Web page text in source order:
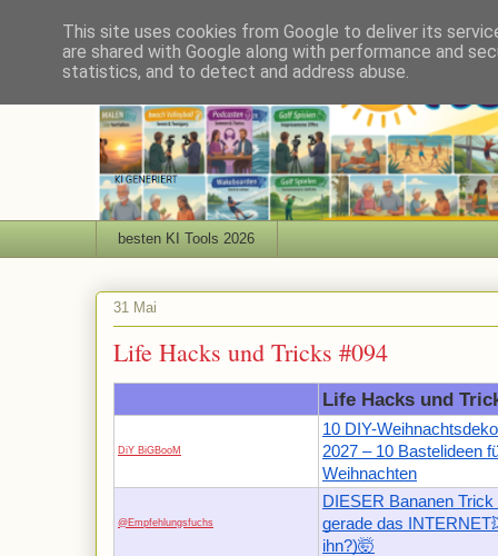
besten KI Tools 2026
31 Mai
Life Hacks und Tricks #094
Life Hacks und
DiY BiGBooM
10 DIY-
2027 – 10 Bastelideen
Weihnachten
@Empfehlungsfuchs
DIESER Bananen Trick
gerade das
ihn?)🤯
This site uses cookies from Google to deliver its
are shared with Google along with performance and
statistics, and to detect and address abuse.